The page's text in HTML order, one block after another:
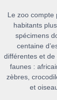
Le zoo compte
habitants
spécimens
centaine
différentes et de
faunes :
zèbres,
et